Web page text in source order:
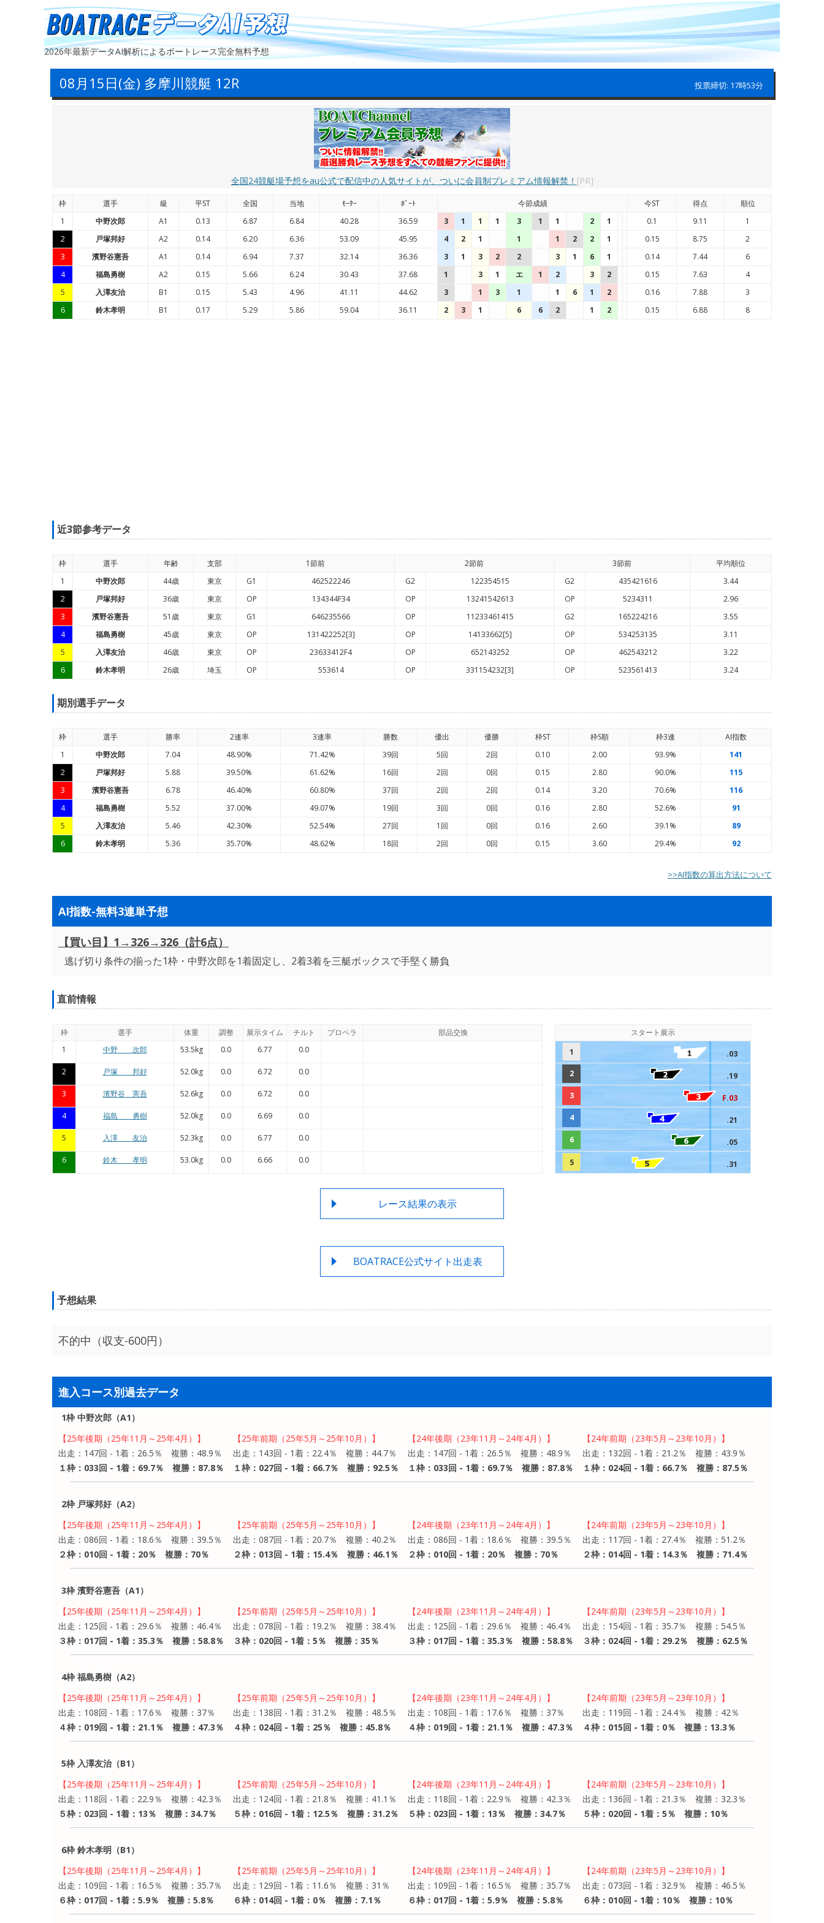
2026年最新データAI解析によるボートレース完全無料予想
08月15日(金) 多摩川競艇 12R 投票締切: 17時53分
全国24競艇場予想をau公式で配信中の人気サイトが、ついに会員制プレミアム情報解禁！ [PR]
枠 選手 級 平ST 全国 当地 ﾓｰﾀｰ ﾎﾞｰﾄ 今節成績 今ST 得点
順位
1
中野次郎 A1 0.13 6.87 6.84 40.28 36.59 3 1 1 1 3 1 1 2 1 0.1 9.11
1
2
戸塚邦好 A2 0.14 6.20 6.36 53.09 45.95 4 2 1 1 1 2 2 1 0.15 8.75
2
3
濱野谷憲吾 A1 0.14 6.94 7.37 32.14 36.36 3 1 3 2 2 3 1 6 1 0.14 7.44
6
4
福島勇樹 A2 0.15 5.66 6.24 30.43 37.68 1 3 1 エ 1 2 3 2 0.15 7.63
4
5
入澤友治 B1 0.15 5.43 4.96 41.11 44.62 3 1 3 1 1 6 1 2 0.16 7.88
3
6
鈴木孝明 B1 0.17 5.29 5.86 59.04 36.11 2 3 1 6 6 2 1 2 0.15 6.88 8
近3節参考データ
枠 選手 年齢 支部 1節前 2節前 3節前 平均順位
1
中野次郎 44歳 東京 G1 462522246 G2 122354515 G2 435421616
3.44
2
戸塚邦好 36歳 東京 OP 134344F34 OP 13241542613 OP 5234311
2.96
3
濱野谷憲吾 51歳 東京 G1 646235566 OP 11233461415 G2 165224216
3.55
4
福島勇樹 45歳 東京 OP 131422252[3] OP 14133662[5] OP 534253135
3.11
5
入澤友治 46歳 東京 OP 23633412F4 OP 652143252 OP 462543212
3.22
6
鈴木孝明 26歳 埼玉 OP 553614 OP 331154232[3] OP 523561413 3.24
期別選手データ
枠 選手 勝率 2連率 3連率 勝数 優出 優勝 枠ST 枠S順 枠3連 AI指数
1
中野次郎 7.04 48.90% 71.42% 39回 5回 2回 0.10 2.00 93.9%
141
2
戸塚邦好 5.88 39.50% 61.62% 16回 2回 0回 0.15 2.80 90.0%
115
3
濱野谷憲吾 6.78 46.40% 60.80% 37回 2回 2回 0.14 3.20 70.6%
116
4
福島勇樹 5.52 37.00% 49.07% 19回 3回 0回 0.16 2.80 52.6%
91
5
入澤友治 5.46 42.30% 52.54% 27回 1回 0回 0.16 2.60 39.1%
89
6
鈴木孝明 5.36 35.70% 48.62% 18回 2回 0回 0.15 3.60 29.4% 92
>>AI指数の算出方法について
AI指数-無料3連単予想
【買い目】1→326→326（計6点）
逃げ切り条件の揃った1枠・中野次郎を1着固定し、2着3着を三艇ボックスで手堅く勝負
直前情報
枠 選手 体重 調整 展示タイム チルト プロペラ
部品交換
1
中野 次郎 53.5kg 0.0 6.77 0.0
2 戸塚 邦好 52.0kg 0.0 6.72 0.0
3 濱野谷 憲吾 52.6kg 0.0 6.72 0.0
4 福島 勇樹 52.0kg 0.0 6.69 0.0
5 入澤 友治 52.3kg 0.0 6.77 0.0
6 鈴木 孝明 53.0kg 0.0 6.66 0.0
スタート展示
1
.03
2
.19
3
F.03
4
.21
6
.05
5
.31
レース結果の表示
BOATRACE公式サイト出走表
予想結果
不的中（収支-600円）
進入コース別過去データ
1枠 中野次郎（A1）
【25年後期（25年11月～25年4月）】
出走：147回 - 1着：26.5％ 複勝：48.9％
１枠：033回 - 1着：69.7％ 複勝：87.8％
【25年前期（25年5月～25年10月）】
出走：143回 - 1着：22.4％ 複勝：44.7％
１枠：027回 - 1着：66.7％ 複勝：92.5％
【24年後期（23年11月～24年4月）】
出走：147回 - 1着：26.5％ 複勝：48.9％
１枠：033回 - 1着：69.7％ 複勝：87.8％
【24年前期（23年5月～23年10月）】
出走：132回 - 1着：21.2％ 複勝：43.9％
１枠：024回 - 1着：66.7％ 複勝：87.5％
2枠 戸塚邦好（A2）
【25年後期（25年11月～25年4月）】
出走：086回 - 1着：18.6％ 複勝：39.5％
２枠：010回 - 1着：20％ 複勝：70％
【25年前期（25年5月～25年10月）】
出走：087回 - 1着：20.7％ 複勝：40.2％
２枠：013回 - 1着：15.4％ 複勝：46.1％
【24年後期（23年11月～24年4月）】
出走：086回 - 1着：18.6％ 複勝：39.5％
２枠：010回 - 1着：20％ 複勝：70％
【24年前期（23年5月～23年10月）】
出走：117回 - 1着：27.4％ 複勝：51.2％
２枠：014回 - 1着：14.3％ 複勝：71.4％
3枠 濱野谷憲吾（A1）
【25年後期（25年11月～25年4月）】
出走：125回 - 1着：29.6％ 複勝：46.4％
３枠：017回 - 1着：35.3％ 複勝：58.8％
【25年前期（25年5月～25年10月）】
出走：078回 - 1着：19.2％ 複勝：38.4％
３枠：020回 - 1着：5％ 複勝：35％
【24年後期（23年11月～24年4月）】
出走：125回 - 1着：29.6％ 複勝：46.4％
３枠：017回 - 1着：35.3％ 複勝：58.8％
【24年前期（23年5月～23年10月）】
出走：154回 - 1着：35.7％ 複勝：54.5％
３枠：024回 - 1着：29.2％ 複勝：62.5％
4枠 福島勇樹（A2）
【25年後期（25年11月～25年4月）】
出走：108回 - 1着：17.6％ 複勝：37％
４枠：019回 - 1着：21.1％ 複勝：47.3％
【25年前期（25年5月～25年10月）】
出走：138回 - 1着：31.2％ 複勝：48.5％
４枠：024回 - 1着：25％ 複勝：45.8％
【24年後期（23年11月～24年4月）】
出走：108回 - 1着：17.6％ 複勝：37％
４枠：019回 - 1着：21.1％ 複勝：47.3％
【24年前期（23年5月～23年10月）】
出走：119回 - 1着：24.4％ 複勝：42％
４枠：015回 - 1着：0％ 複勝：13.3％
5枠 入澤友治（B1）
【25年後期（25年11月～25年4月）】
出走：118回 - 1着：22.9％ 複勝：42.3％
５枠：023回 - 1着：13％ 複勝：34.7％
【25年前期（25年5月～25年10月）】
出走：124回 - 1着：21.8％ 複勝：41.1％
５枠：016回 - 1着：12.5％ 複勝：31.2％
【24年後期（23年11月～24年4月）】
出走：118回 - 1着：22.9％ 複勝：42.3％
５枠：023回 - 1着：13％ 複勝：34.7％
【24年前期（23年5月～23年10月）】
出走：136回 - 1着：21.3％ 複勝：32.3％
５枠：020回 - 1着：5％ 複勝：10％
6枠 鈴木孝明（B1）
【25年後期（25年11月～25年4月）】
出走：109回 - 1着：16.5％ 複勝：35.7％
６枠：017回 - 1着：5.9％ 複勝：5.8％
【25年前期（25年5月～25年10月）】
出走：129回 - 1着：11.6％ 複勝：31％
６枠：014回 - 1着：0％ 複勝：7.1％
【24年後期（23年11月～24年4月）】
出走：109回 - 1着：16.5％ 複勝：35.7％
６枠：017回 - 1着：5.9％ 複勝：5.8％
【24年前期（23年5月～23年10月）】
出走：073回 - 1着：32.9％ 複勝：46.5％
６枠：010回 - 1着：10％ 複勝：10％